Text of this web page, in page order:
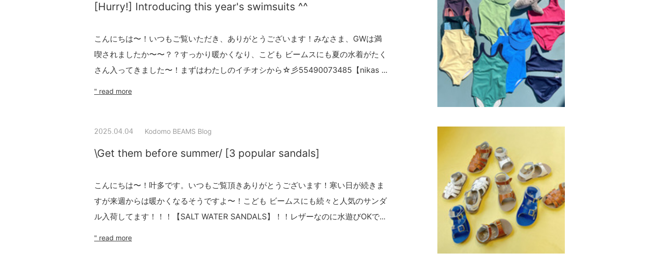
[Hurry!] Introducing this year's swimsuits ^^
こんにちは〜！いつもご覧いただき、ありがとうございます！みなさま、GWは満
喫されましたか〜〜？？すっかり暖かくなり、こども ビームスにも夏の水着がたく
さん入ってきました〜！まずはわたしのイチオシから☆彡55490073485【nikas ...
" read more
2025.04.04 Kodomo BEAMS Blog
\Get them before summer/ [3 popular sandals]
こんにちは〜！叶多です。いつもご覧頂きありがとうございます！寒い日が続きま
すが来週からは暖かくなるそうですよ〜！こども ビームスにも続々と人気のサンダ
ル入荷してます！！！【SALT WATER SANDALS】！！レザーなのに水遊びOKで...
" read more